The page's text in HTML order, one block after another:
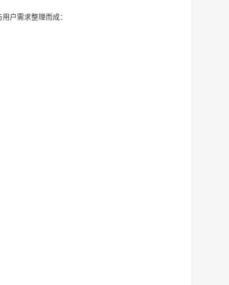
户需求整理而成：